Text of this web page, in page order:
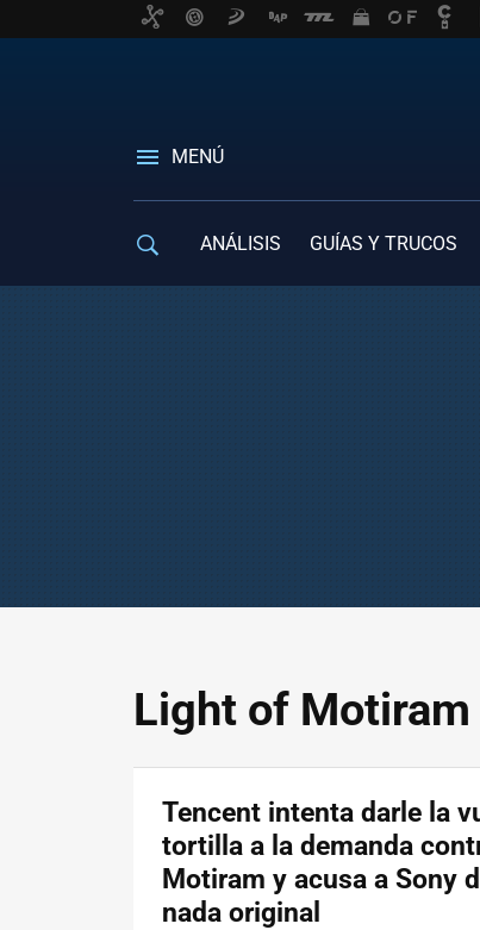
MENÚ
ANÁLISIS GUÍAS Y TRUCOS
Light of Motiram
Tencent intenta darle la
tortilla a la demanda
Motiram y acusa a Sony
nada original